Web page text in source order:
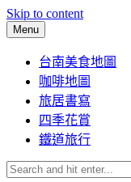
Skip to content
Menu
台南美食地圖
咖啡地圖
旅居書寫
四季花賞
鐵道旅行